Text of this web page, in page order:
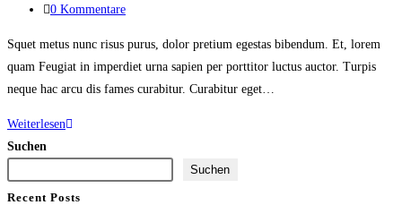
0 Kommentare
Squet metus nunc risus purus, dolor pretium egestas bibendum. Et, lorem
quam Feugiat in imperdiet urna sapien per porttitor luctus auctor. Turpis
neque hac arcu dis fames curabitur. Curabitur eget…
Weiterlesen
Suchen
Suchen
Recent Posts